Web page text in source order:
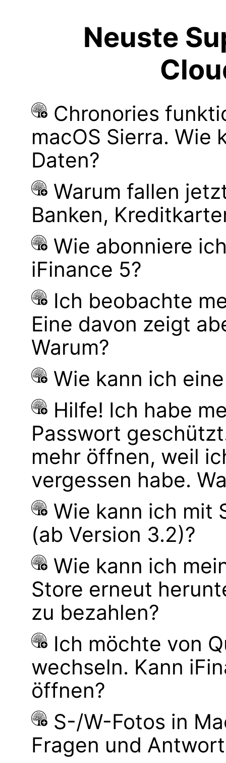
Neuste
Chronories
macOS Sierra. Wie
Daten?
Warum fallen
Banken,
Wie abonniere
iFinance 5?
Ich beobachte
Eine davon zeigt
Warum?
Wie kann ich
Hilfe! Ich habe
Passwort
mehr öffnen, weil
vergessen habe.
Wie kann ich mit
(ab Version 3.2)?
Wie kann ich
Store erneut
zu bezahlen?
Ich möchte von
wechseln. Kann
öffnen?
S-/W-Fotos in
Fragen und